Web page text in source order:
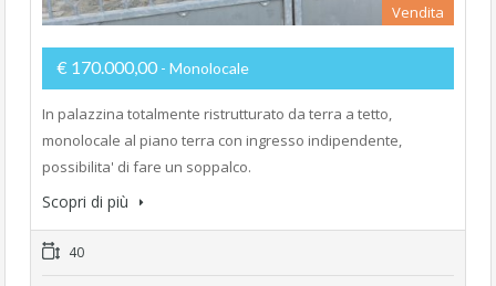
Vendita
€ 170.000,00 - Monolocale
In palazzina totalmente ristrutturato da terra a tetto,
monolocale al piano terra con ingresso indipendente,
possibilita' di fare un soppalco.
Scopri di più
40